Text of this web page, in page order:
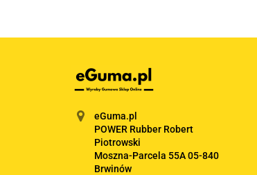
eGuma.pl
POWER Rubber Robert
Piotrowski
Moszna-Parcela 55A 05-840
Brwinów